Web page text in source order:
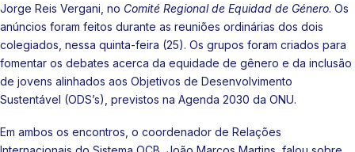
Jorge Reis Vergani, no Comité Regional de Equidad de Género. Os
anúncios foram feitos durante as reuniões ordinárias dos dois
colegiados, nessa quinta-feira (25). Os grupos foram criados para
fomentar os debates acerca da equidade de gênero e da inclusão
de jovens alinhados aos Objetivos de Desenvolvimento
Sustentável (ODS’s), previstos na Agenda 2030 da ONU.
Em ambos os encontros, o coordenador de Relações